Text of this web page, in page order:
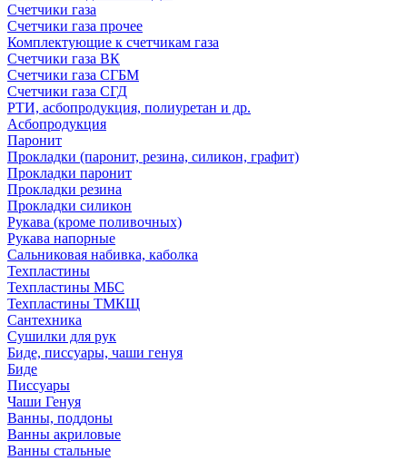
Счетчики газа
Счетчики газа прочее
Комплектующие к счетчикам газа
Счетчики газа ВК
Счетчики газа СГБМ
Счетчики газа СГД
РТИ, асбопродукция, полиуретан и др.
Асбопродукция
Паронит
Прокладки (паронит, резина, силикон, графит)
Прокладки паронит
Прокладки резина
Прокладки силикон
Рукава (кроме поливочных)
Рукава напорные
Сальниковая набивка, каболка
Техпластины
Техпластины МБС
Техпластины ТМКЩ
Сантехника
Сушилки для рук
Биде, писсуары, чаши генуя
Биде
Писсуары
Чаши Генуя
Ванны, поддоны
Ванны акриловые
Ванны стальные